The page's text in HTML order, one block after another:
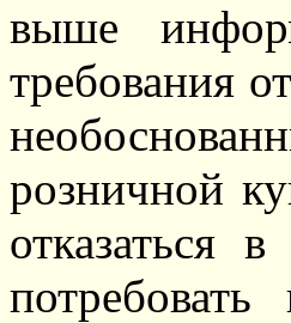
выше
требования
розничной
отказаться